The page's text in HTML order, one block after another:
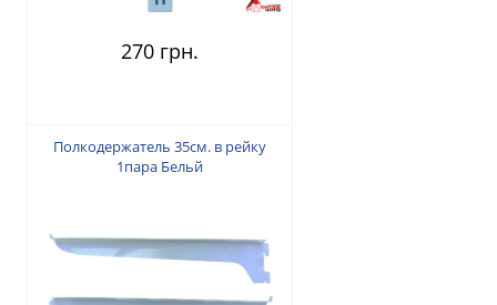
270 грн.
Полкодержатель 35см. в рейку
1пара Бельй